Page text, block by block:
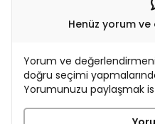
Henüz yorum
Yorum ve
doğru seçimi
Yorumunuzu paylaşmak